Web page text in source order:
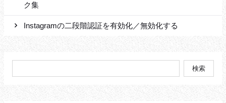
ク集
Instagramの二段階認証を有効化／無効化する
索: